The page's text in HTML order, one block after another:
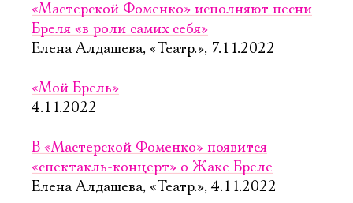
«Мастерской Фоменко» исполняют песни
Бреля «в роли самих себя»
Елена Алдашева, «Театр.», 7.11.2022
«Мой Брель»
4.11.2022
В «Мастерской Фоменко» появится
«спектакль-концерт» о Жаке Бреле
Елена Алдашева, «Театр.», 4.11.2022